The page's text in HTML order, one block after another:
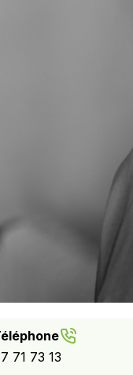
71 73 13